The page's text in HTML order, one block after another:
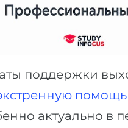
поддержки
помощь
актуально в